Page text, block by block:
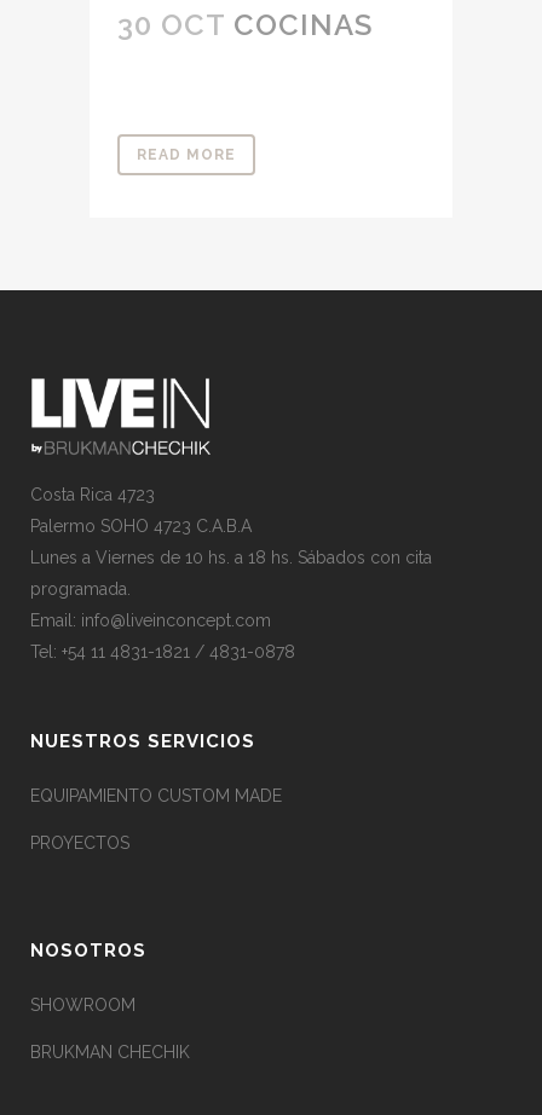
30 OCT COCINAS
READ MORE
Costa Rica 4723
Palermo SOHO 4723 C.A.B.A
Lunes a Viernes de 10 hs. a 18 hs. Sábados con cita
programada.
Email: info@liveinconcept.com
Tel: +54 11 4831-1821 / 4831-0878
NUESTROS SERVICIOS
EQUIPAMIENTO CUSTOM MADE
PROYECTOS
NOSOTROS
SHOWROOM
BRUKMAN CHECHIK